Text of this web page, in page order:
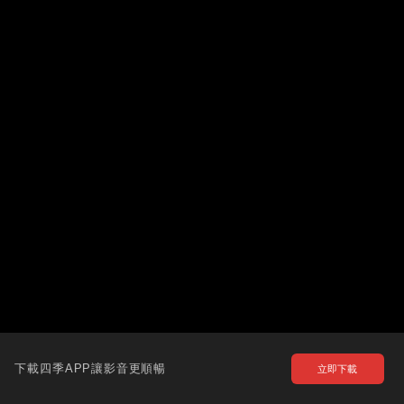
下載四季APP讓影音更順暢 立即下載